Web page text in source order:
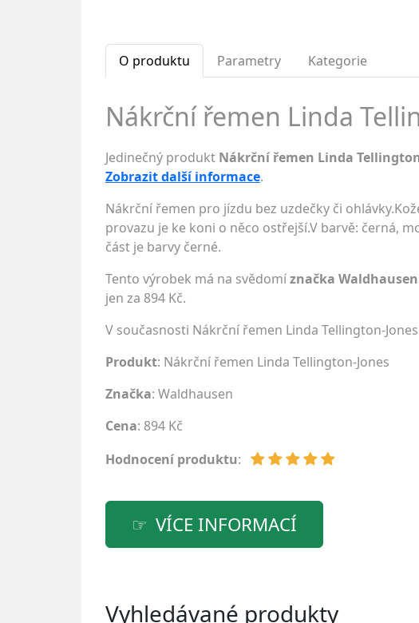
O produktu Parametry Kategorie
Nákrční řemen Linda
Jedinečný produkt Nákrční řemen Linda
Zobrazit další informace.
Nákrční řemen pro jízdu bez uzdečky či
provazu je ke koni o něco ostřejší.V barvě: černá,
část je barvy černé.
Tento výrobek má na svědomíznačka Waldhausen
jen za 894 Kč.
V současnosti Nákrční řemen Linda Tellington-
Produkt: Nákrční řemen Linda Tellington-Jones
Značka: Waldhausen
Cena: 894 Kč
Hodnocení produktu:
VÍCE INFORMACÍ
Vyhledávané produkty